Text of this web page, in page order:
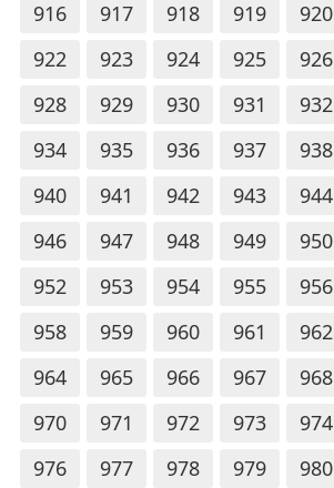
916
917 918 919 920
922
923 924 925 926
928
929 930 931 932
934
935 936 937 938
940
941 942 943 944
946
947 948 949 950
952
953 954 955 956
958
959 960 961 962
964
965 966 967 968
970
971 972 973 974
976
977 978 979 980